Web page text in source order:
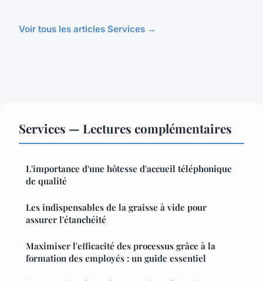
Voir tous les articles Services →
Services — Lectures complémentaires
L'importance d'une hôtesse d'accueil téléphonique
de qualité
Les indispensables de la graisse à vide pour
assurer l'étanchéité
Maximiser l'efficacité des processus grâce à la
formation des employés : un guide essentiel